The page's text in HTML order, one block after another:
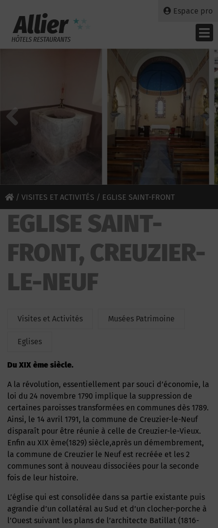
Espace pro
/ VISITES ET ACTIVITÉS / EGLISE SAINT-FRONT
EGLISE SAINT-
FRONT, CREUZIER-
LE-NEUF
Visites et Activités Musées Patrimoine
Eglises
du XIX ème siècle.
A la révolution, essentiellement par souci d’économie, la
loi du 24 novembre 1790 implique la suppression de
certaines paroisses transformées en communes dès 1789.
Ainsi, le 14 avril 1791, la commune de Creuzier-le-Neuf
disparaît pour être réunie à celle de Creuzier-le-Vieux.
Enfin au XIX ème(1829) siècle,après un démembrement,
la commune de Creuzier le Neuf est recréée et les 2
communes sont à nouveau dissociées pour la seconde
fois de leur histoire.
L’église qui est consolidée dans sa partie existante puis
agrandie d’un collatéral au Sud et d’un clocher-porche à
l’Ouest suivant les plans de l’architecte Batillat (1816-